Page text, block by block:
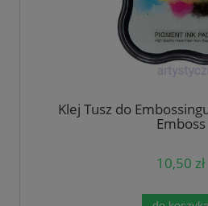
Klej Tusz do
Emboss
10,50 zł